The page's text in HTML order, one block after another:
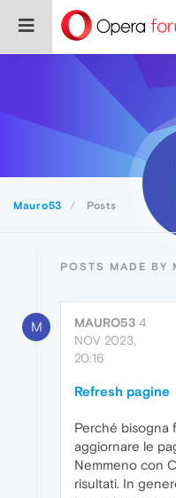
Mauro53 Posts
POSTS MADE BY
M MAURO53 4
NOV 2023,
20:16
Refresh pagine
Perché bisogna
aggiornare le
Nemmeno con
risultati. In